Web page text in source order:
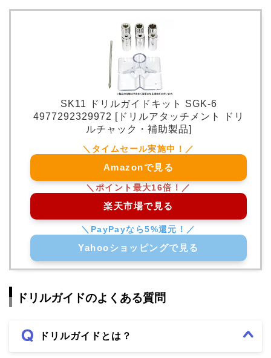
SK11 ドリルガイドキット SGK-6
4977292329972 [ドリルアタッチメント ドリ
ルチャック・補助製品]
Amazonで見る
楽天市場で見る
Yahooショッピングで見る
ドリルガイドのよくある質問
ドリルガイドとは？